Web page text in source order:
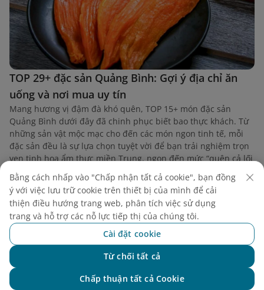
TOP 29+ đặc sản Quảng Bình: Gợi ý địa chỉ ăn
uống và nơi mua uy tín
Mang hương vị đậm đà khó quên, TOP 15+ món đặc sản
Quảng Bình dưới đây đã chinh phục biết bao thực khách. Từ
những sản vật mộc mạc cho đến các món ngon tinh tế, mỗi
đặc sản đều là sự lựa chọn tuyệt vời để bạn trải nghiệm trọn
vẹn tinh hoa ẩm thực miền Trung, ngon đến mức “quên cả lối
về”.
Bằng cách nhấp vào "Chấp nhận tất cả cookie", bạn đồng
ý với việc lưu trữ cookie trên thiết bị của mình để cải
thiện điều hướng trang web, phân tích việc sử dụng
trang và hỗ trợ các nỗ lực tiếp thị của chúng tôi.
Cài đặt cookie
Từ chối tất cả
Chấp thuận tất cả Cookie